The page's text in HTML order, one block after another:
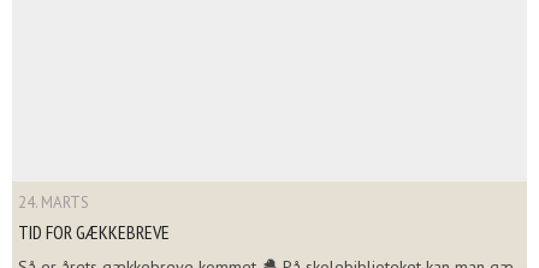
24. MARTS
TID FOR GÆKKEBREVE